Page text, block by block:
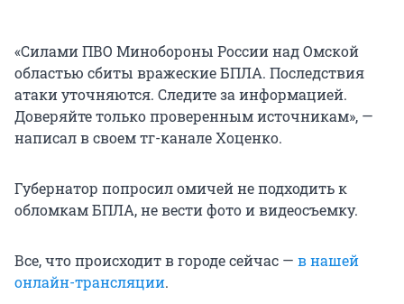
«Силами ПВО Минобороны России над Омской
областью сбиты вражеские БПЛА. Последствия
атаки уточняются. Следите за информацией.
Доверяйте только проверенным источникам», —
написал в своем тг-канале Хоценко.
Губернатор попросил омичей не подходить к
обломкам БПЛА, не вести фото и видеосъемку.
Все, что происходит в городе сейчас — в нашей
онлайн-трансляции.